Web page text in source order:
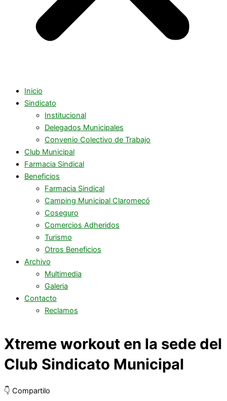
Inicio
Sindicato
Institucional
Delegados Municipales
Convenio Colectivo de Trabajo
Club Municipal
Farmacia Sindical
Beneficios
Farmacia Sindical
Camping Municipal Claromecó
Coseguro
Comercios Adheridos
Turismo
Otros Beneficios
Archivo
Multimedia
Galeria
Contacto
Reclamos
Xtreme workout en la sede del
Club Sindicato Municipal
👇 Compartilo